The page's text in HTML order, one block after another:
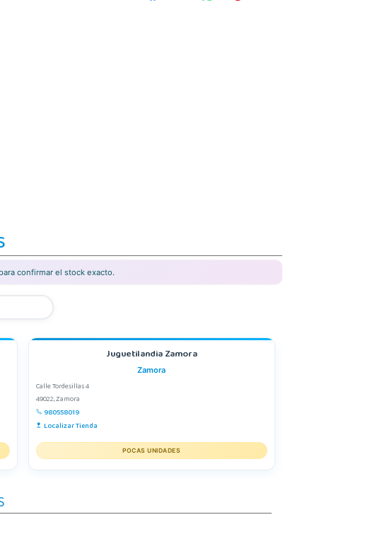
confirmar el stock exacto.
Juguetilandia Zamora
Zamora
Calle Tordesillas 4
49022, Zamora
980558019
Localizar Tienda
POCAS UNIDADES